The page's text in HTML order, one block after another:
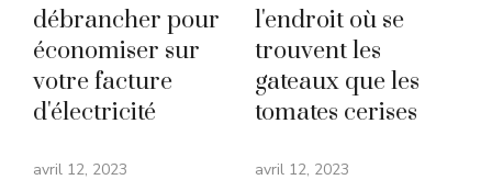
débrancher pour
économiser sur
votre facture
d'électricité
avril 12, 2023
l'endroit où se
trouvent les
gateaux que les
tomates cerises
avril 12, 2023